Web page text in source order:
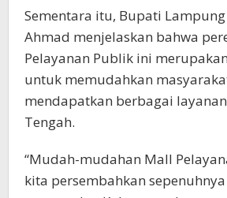
Sementara itu, Bupati
Ahmad menjelaskan bahwa
Pelayanan Publik ini
untuk memudahkan
mendapatkan berbagai
Tengah.
“Mudah-mudahan Mall
kita persembahkan